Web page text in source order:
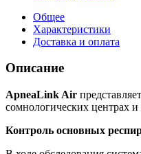
Общее
Характеристики
Доставка и оплата
Описание
ApneaLink Air
сомнологических центрах
Контроль основных